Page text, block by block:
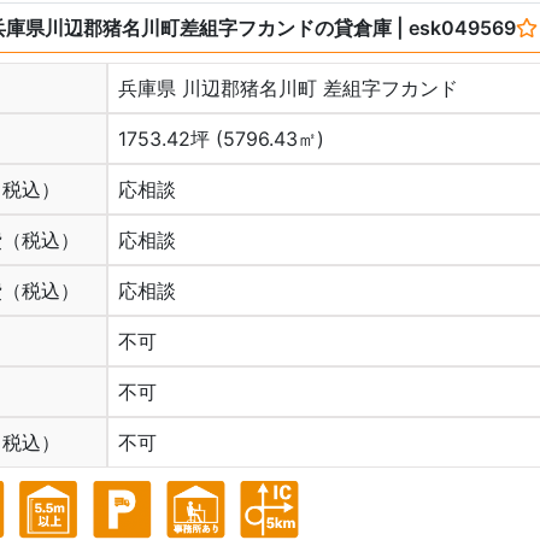
庫県川辺郡猪名川町差組字フカンドの貸倉庫| esk049569
兵庫県 川辺郡猪名川町 差組字フカンド
1753.42坪 (5796.43㎡)
込） 応相談
税込） 応相談
税込） 応相談
不可
不可
込） 不可